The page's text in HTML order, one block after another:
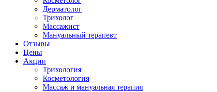
Дерматолог
Трихолог
Массажист
Мануальный терапевт
Отзывы
Цены
Акции
Трихология
Косметология
Массаж и мануальная терапия